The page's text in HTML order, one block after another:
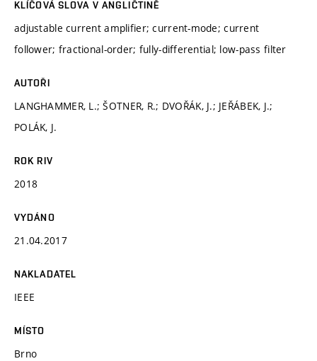
KLÍČOVÁ SLOVA V ANGLIČTINĚ
adjustable current amplifier; current-mode; current
follower; fractional-order; fully-differential; low-pass filter
AUTOŘI
LANGHAMMER, L.; ŠOTNER, R.; DVOŘÁK, J.; JEŘÁBEK, J.;
POLÁK, J.
ROK RIV
2018
VYDÁNO
21.04.2017
NAKLADATEL
IEEE
MÍSTO
Brno